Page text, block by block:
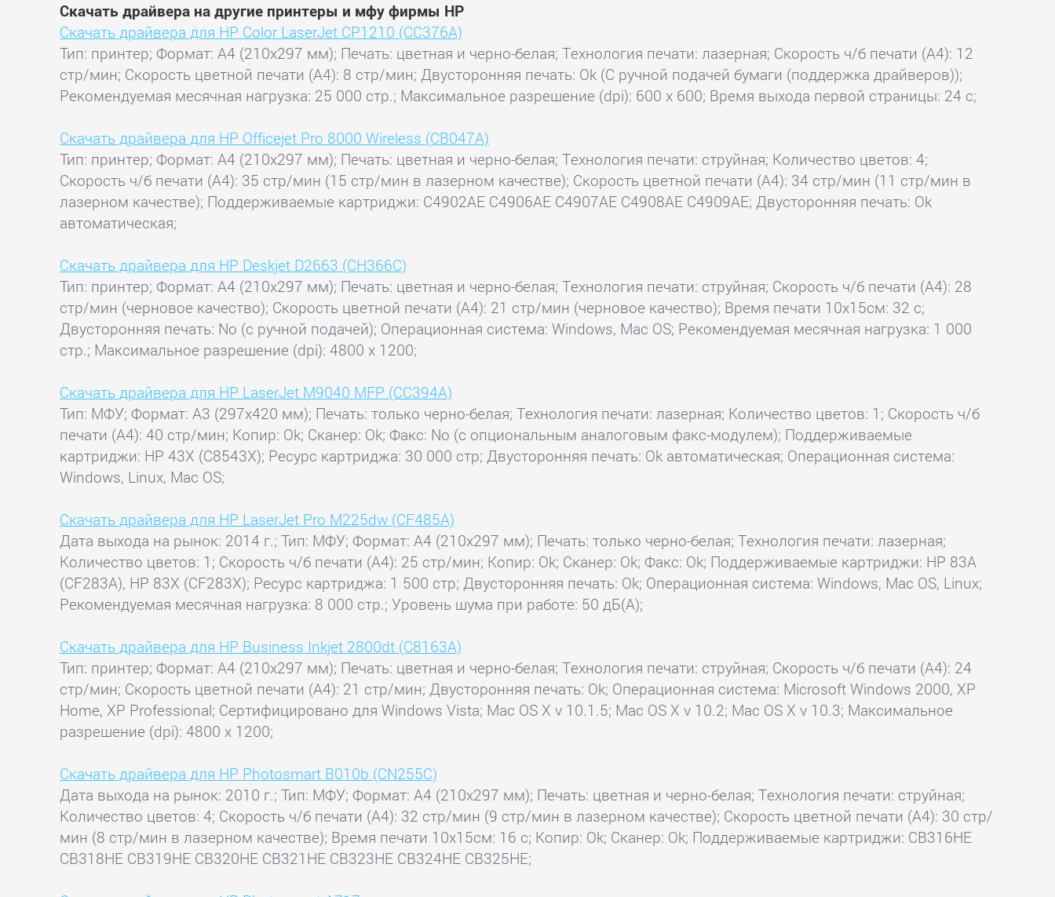
Скачать драйвера на другие принтеры и мфу фирмы HP
Скачать драйвера для HP Color LaserJet CP1210 (CC376A)
Тип: принтер; Формат: A4 (210x297 мм); Печать: цветная и черно-белая; Технология печати: лазерная; Скорость ч/б печати (А4): 12
стр/мин; Скорость цветной печати (А4): 8 стр/мин; Двусторонняя печать: Ok (С ручной подачей бумаги (поддержка драйверов));
Рекомендуемая месячная нагрузка: 25 000 стр.; Максимальное разрешение (dpi): 600 x 600; Время выхода первой страницы: 24 с;
Скачать драйвера для HP Officejet Pro 8000 Wireless (CB047A)
Тип: принтер; Формат: A4 (210x297 мм); Печать: цветная и черно-белая; Технология печати: струйная; Количество цветов: 4;
Скорость ч/б печати (А4): 35 стр/мин (15 стр/мин в лазерном качестве); Скорость цветной печати (А4): 34 стр/мин (11 стр/мин в
лазерном качестве); Поддерживаемые картриджи: C4902AE C4906AE C4907AE C4908AE C4909AE; Двусторонняя печать: Ok
автоматическая;
Скачать драйвера для HP Deskjet D2663 (CH366C)
Тип: принтер; Формат: A4 (210x297 мм); Печать: цветная и черно-белая; Технология печати: струйная; Скорость ч/б печати (А4): 28
стр/мин (черновое качество); Скорость цветной печати (А4): 21 стр/мин (черновое качество); Время печати 10x15см: 32 с;
Двусторонняя печать: No (с ручной подачей); Операционная система: Windows, Mac OS; Рекомендуемая месячная нагрузка: 1 000
стр.; Максимальное разрешение (dpi): 4800 x 1200;
Скачать драйвера для HP LaserJet M9040 MFP (CC394A)
Тип: МФУ; Формат: A3 (297x420 мм); Печать: только черно-белая; Технология печати: лазерная; Количество цветов: 1; Скорость ч/б
печати (А4): 40 стр/мин; Копир: Ok; Сканер: Ok; Факс: No (с опциональным аналоговым факс-модулем); Поддерживаемые
картриджи: HP 43X (C8543X); Ресурс картриджа: 30 000 стр; Двусторонняя печать: Ok автоматическая; Операционная система:
Windows, Linux, Mac OS;
Скачать драйвера для HP LaserJet Pro M225dw (CF485A)
Дата выхода на рынок: 2014 г.; Тип: МФУ; Формат: A4 (210x297 мм); Печать: только черно-белая; Технология печати: лазерная;
Количество цветов: 1; Скорость ч/б печати (А4): 25 стр/мин; Копир: Ok; Сканер: Ok; Факс: Ok; Поддерживаемые картриджи: HP 83A
(CF283A), HP 83X (CF283X); Ресурс картриджа: 1 500 стр; Двусторонняя печать: Ok; Операционная система: Windows, Mac OS, Linux;
Рекомендуемая месячная нагрузка: 8 000 стр.; Уровень шума при работе: 50 дБ(А);
Скачать драйвера для HP Business Inkjet 2800dt (C8163A)
Тип: принтер; Формат: A4 (210x297 мм); Печать: цветная и черно-белая; Технология печати: струйная; Скорость ч/б печати (А4): 24
стр/мин; Скорость цветной печати (А4): 21 стр/мин; Двусторонняя печать: Ok; Операционная система: Microsoft Windows 2000, XP
Home, XP Professional; Сертифицировано для Windows Vista; Mac OS X v 10.1.5; Mac OS X v 10.2; Mac OS X v 10.3; Максимальное
разрешение (dpi): 4800 x 1200;
Скачать драйвера для HP Photosmart B010b (CN255C)
Дата выхода на рынок: 2010 г.; Тип: МФУ; Формат: A4 (210x297 мм); Печать: цветная и черно-белая; Технология печати: струйная;
Количество цветов: 4; Скорость ч/б печати (А4): 32 стр/мин (9 стр/мин в лазерном качестве); Скорость цветной печати (А4): 30 стр/
мин (8 стр/мин в лазерном качестве); Время печати 10x15см: 16 с; Копир: Ok; Сканер: Ok; Поддерживаемые картриджи: CB316HE
CB318HE CB319HE CB320HE CB321HE CB323HE CB324HE CB325HE;